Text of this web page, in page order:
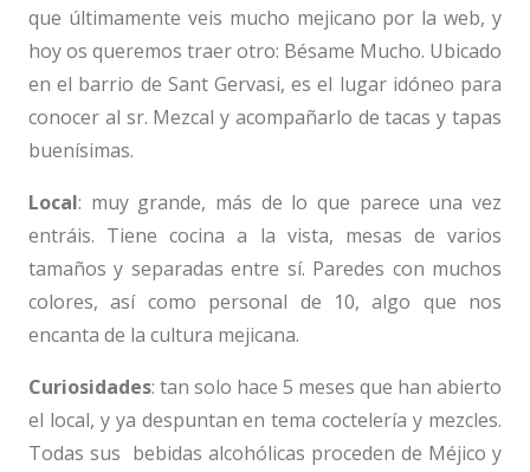
que últimamente veis mucho mejicano por la web, y
hoy os queremos traer otro: Bésame Mucho. Ubicado
en el barrio de Sant Gervasi, es el lugar idóneo para
conocer al sr. Mezcal y acompañarlo de tacas y tapas
buenísimas.
Local: muy grande, más de lo que parece una vez
entráis. Tiene cocina a la vista, mesas de varios
tamaños y separadas entre sí. Paredes con muchos
colores, así como personal de 10, algo que nos
encanta de la cultura mejicana.
Curiosidades: tan solo hace 5 meses que han abierto
el local, y ya despuntan en tema coctelería y mezcles.
Todas sus bebidas alcohólicas proceden de Méjico y